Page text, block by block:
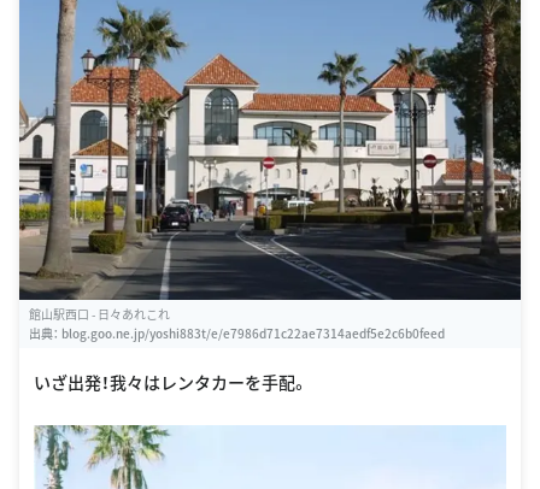
館山駅西口 - 日々あれこれ
出典： blog.goo.ne.jp/yoshi883t/e/e7986d71c22ae7314aedf5e2c6b0feed
いざ出発！我々はレンタカーを手配。